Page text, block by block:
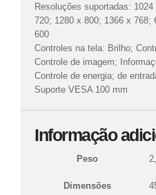
Resoluções suportadas:
720; 1280 x 800; 1366 x 768;
600
Controles na tela: Brilho;
Controle de imagem;
Controle de energia; de
Suporte VESA 100 mm
Informação
Peso
Dimensões